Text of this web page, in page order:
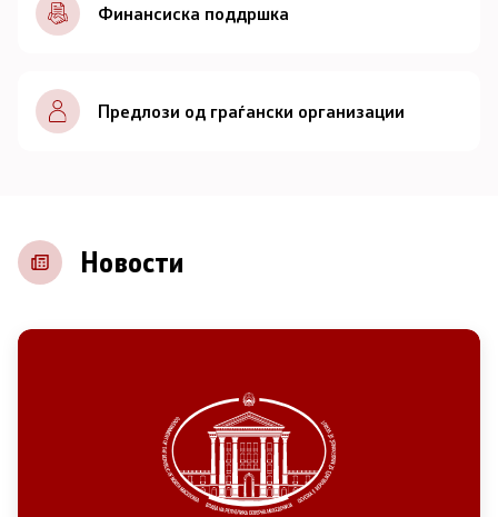
Документи
Записници и дневни редови од седниците на
Советот
Контакт
Основање на здружение
Финансиска поддршка
Предлози од граѓански организации
Новости